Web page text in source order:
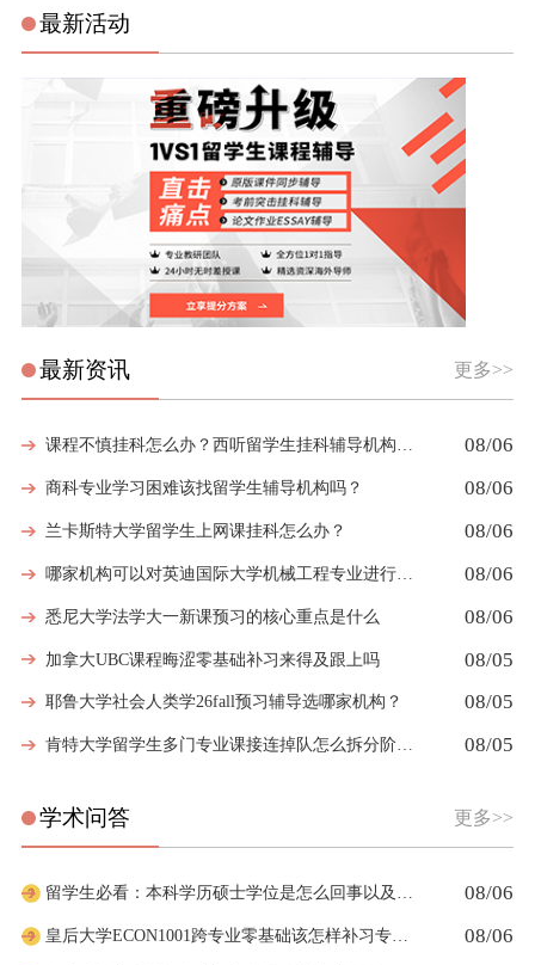
最新活动
最新资讯 更多>>
课程不慎挂科怎么办？西听留学生挂科辅导机构教你如何高效挽救GPA 08/06
商科专业学习困难该找留学生辅导机构吗？ 08/06
兰卡斯特大学留学生上网课挂科怎么办？ 08/06
哪家机构可以对英迪国际大学机械工程专业进行留学生挂科辅导？ 08/06
悉尼大学法学大一新课预习的核心重点是什么 08/06
加拿大UBC课程晦涩零基础补习来得及跟上吗 08/05
耶鲁大学社会人类学26fall预习辅导选哪家机构？ 08/05
肯特大学留学生多门专业课接连掉队怎么拆分阶段性补习计划 08/05
学术问答 更多>>
08/06
皇后大学ECON1001跨专业零基础该怎样补习专业课 08/06